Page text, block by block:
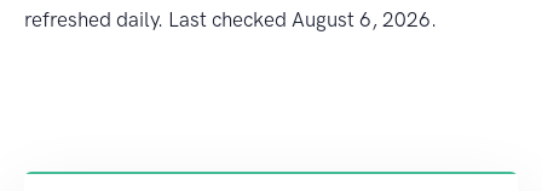
refreshed daily. Last checked August 6, 2026.